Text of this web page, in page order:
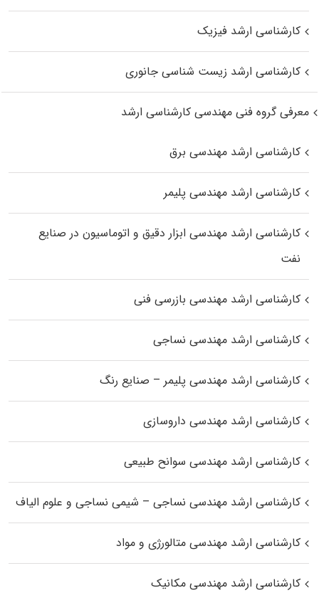
کارشناسی ارشد فیزیک
کارشناسی ارشد زیست‌ شناسی جانوری
معرفی گروه فنی مهندسی کارشناسی ارشد
کارشناسی ارشد مهندسی برق
کارشناسی ارشد مهندسی پلیمر
کارشناسی ارشد مهندسی ابزار دقیق و اتوماسیون در صنایع
نفت
کارشناسی ارشد مهندسی بازرسی فنی
کارشناسی ارشد مهندسی نساجی
کارشناسی ارشد مهندسی پلیمر – صنایع رنگ
کارشناسی ارشد مهندسی داروسازی
کارشناسی ارشد مهندسی سوانح طبیعی
کارشناسی ارشد مهندسی نساجی – شیمی نساجی و علوم الیاف
کارشناسی ارشد مهندسی متالورژی و مواد
کارشناسی ارشد مهندسی مکانیک